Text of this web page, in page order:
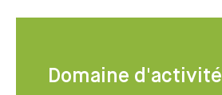
Domaine d'activité